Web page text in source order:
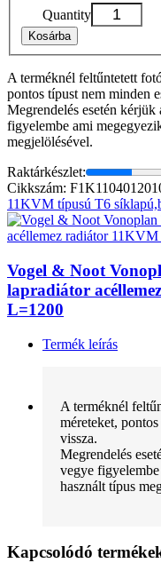
Quantity
Kosárba
A terméknél feltűntetett
pontos típust nem minden
Megrendelés esetén
figyelembe ami
megjelölésével.
Raktárkészlet:
Cikkszám:
11KVM típusú T6
Vogel & Noot
lapradiátor
L=1200
Termék leírás
A terméknél
méreteket,
vissza.
Megrendelés
vegye
használt típus
Kapcsolódó